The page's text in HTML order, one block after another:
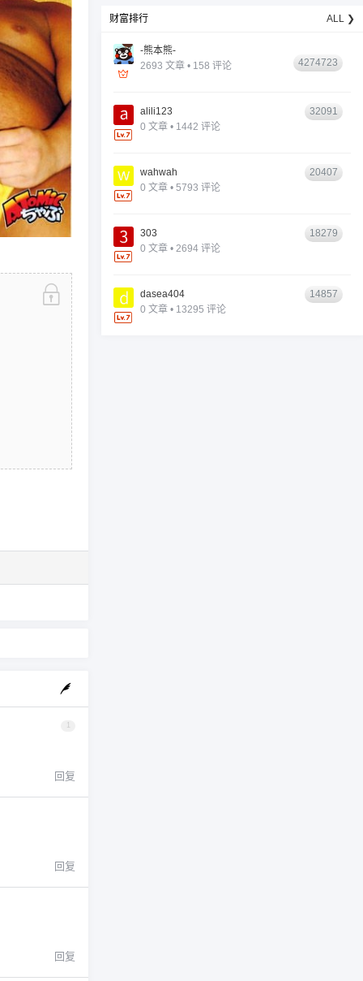
1
回复
回复
回复
财富排行 ALL ❯
-熊本熊-
2693 文章 • 158 评论
4274723
alili123
0 文章 • 1442 评论
32091
wahwah
0 文章 • 5793 评论
20407
303
0 文章 • 2694 评论
18279
dasea404
0 文章 • 13295 评论
14857